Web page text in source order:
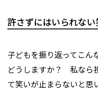
許さずにはいられな
子どもを振り返ってこん
どうしますか？ 私なら
て笑いが止まらないと